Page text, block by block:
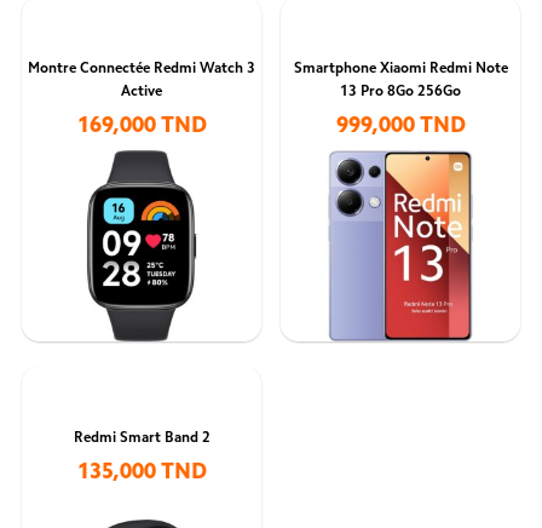
Montre Connectée Redmi Watch 3
Active
169,000 TND
Smartphone Xiaomi Redmi Note
13 Pro 8Go 256Go
999,000 TND
Redmi Smart Band 2
135,000 TND